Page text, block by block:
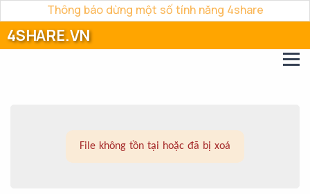
Thông báo dừng một số tính năng 4share
4SHARE.VN
File không tồn tại hoặc đã bị xoá